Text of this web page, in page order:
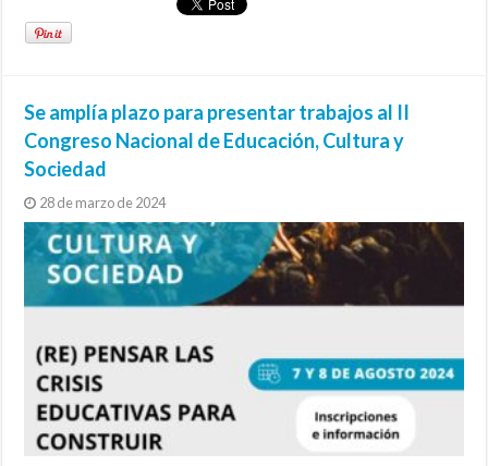
Se amplía plazo para presentar trabajos al II
Congreso Nacional de Educación, Cultura y
Sociedad
28 de marzo de 2024